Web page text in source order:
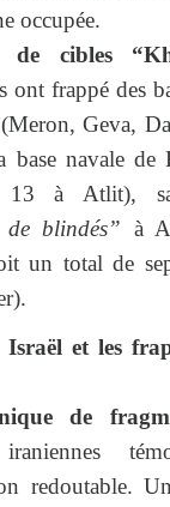
occupée.
cibles
ont frappé des
(Meron, Geva,
base navale de
13 à Atlit),
de blindés” à
un total de
et les
de
redoutable.